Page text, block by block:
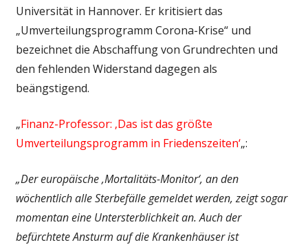
Universität in Hannover. Er kritisiert das
„Umverteilungsprogramm Corona-Krise“ und
bezeichnet die Abschaffung von Grundrechten und
den fehlenden Widerstand dagegen als
beängstigend.
„Finanz-Professor: ‚Das ist das größte
Umverteilungsprogramm in Friedenszeiten‘„:
„Der europäische ‚Mortalitäts-Monitor‘, an den
wöchentlich alle Sterbefälle gemeldet werden, zeigt sogar
momentan eine Untersterblichkeit an. Auch der
befürchtete Ansturm auf die Krankenhäuser ist